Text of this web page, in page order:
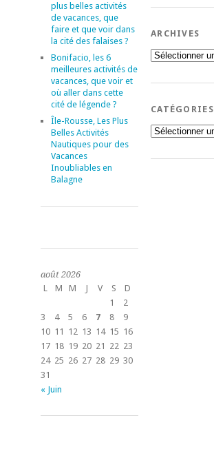
plus belles activités
de vacances, que
faire et que voir dans
la cité des falaises ?
Bonifacio, les 6
meilleures activités de
vacances, que voir et
où aller dans cette
cité de légende ?
Île-Rousse, Les Plus
Belles Activités
Nautiques pour des
Vacances
Inoubliables en
Balagne
août 2026
L
M M J V S
D
1
2
3
4 5 6 7 8
9
10 11 12 13 14 15 16
17 18 19 20 21 22 23
24 25 26 27 28 29 30
31
« Juin
ARCHIVES
Archives
CATÉGORIES
Catégories